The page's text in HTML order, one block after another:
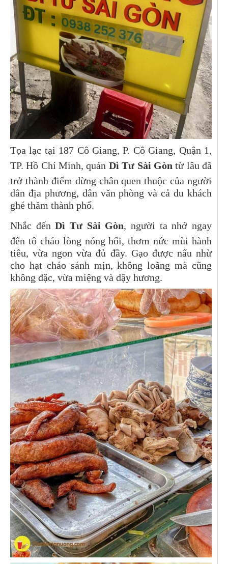
Tọa lạc tại 187 Cô Giang, P. Cô Giang, Quận 1,
TP. Hồ Chí Minh, quán Dì Tư Sài Gòntừ lâu đã
trở thành điểm dừng chân quen thuộc của người
dân địa phương, dân văn phòng và cả du khách
ghé thăm thành phố.
Nhắc đếnDì Tư Sài Gòn, người ta nhớ ngay
đến tô cháo lòng nóng hổi, thơm nức mùi hành
tiêu, vừa ngon vừa đủ đầy. Gạo được nấu nhừ
cho hạt cháo sánh mịn, không loãng mà cũng
không đặc, vừa miệng và dậy hương.